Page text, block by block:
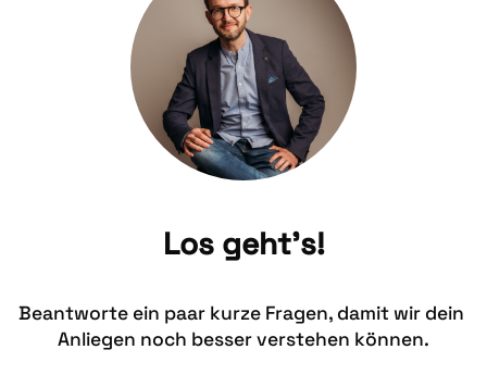
Los geht’s!
Beantworte ein paar kurze Fragen, damit wir dein
Anliegen noch besser verstehen können.